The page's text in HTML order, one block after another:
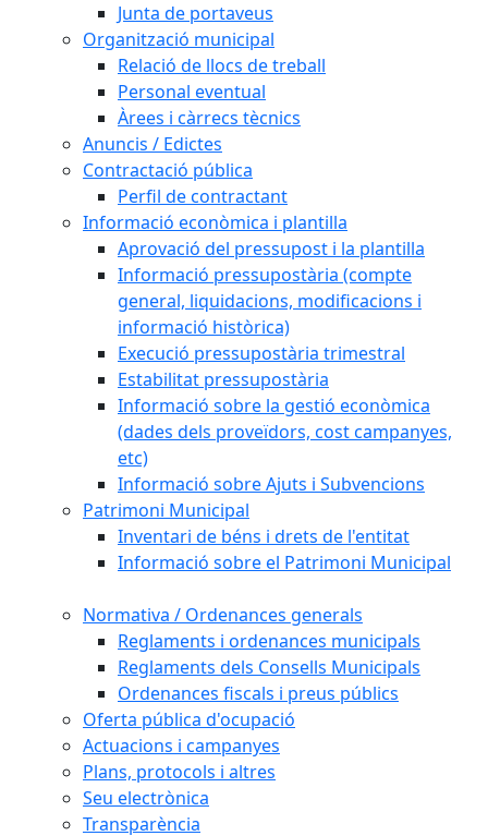
Junta de portaveus
Organització municipal
Relació de llocs de treball
Personal eventual
Àrees i càrrecs tècnics
Anuncis / Edictes
Contractació pública
Perfil de contractant
Informació econòmica i plantilla
Aprovació del pressupost i la plantilla
Informació pressupostària (compte
general, liquidacions, modificacions i
informació històrica)
Execució pressupostària trimestral
Estabilitat pressupostària
Informació sobre la gestió econòmica
(dades dels proveïdors, cost campanyes,
etc)
Informació sobre Ajuts i Subvencions
Patrimoni Municipal
Inventari de béns i drets de l'entitat
Informació sobre el Patrimoni Municipal
Normativa / Ordenances generals
Reglaments i ordenances municipals
Reglaments dels Consells Municipals
Ordenances fiscals i preus públics
Oferta pública d'ocupació
Actuacions i campanyes
Plans, protocols i altres
Seu electrònica
Transparència